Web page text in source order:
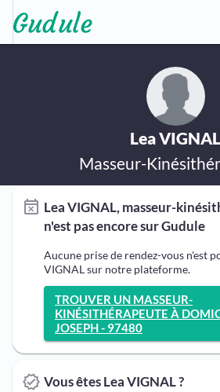
Lea VIGNAL
Masseur-
Lea VIGNAL, masseur-
n'est pas encore sur Gudule
Aucune prise de rendez-vous n'est
VIGNAL sur notre plateforme.
TROUVER UN MASSEUR-
KINÉSITHÉRAPEUTE À
JOSEPH - 97480
Vous êtes Lea VIGNAL ?